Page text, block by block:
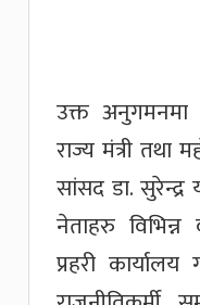
उक्त अनुगमनमा
राज्य मंत्री तथा
सांसद डा. सुरेन्द्र
नेताहरु
प्रहरी कार्यालय